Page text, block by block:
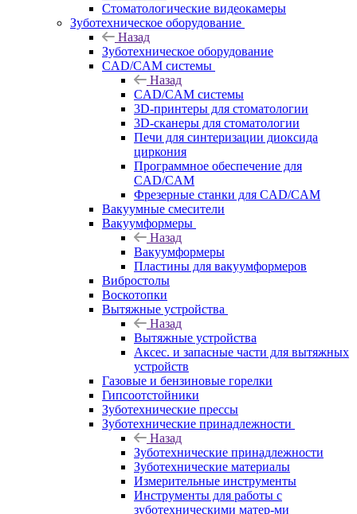
Стоматологические видеокамеры
Зуботехническое оборудование
Назад
Зуботехническое оборудование
CAD/CAM системы
Назад
CAD/CAM системы
3D-принтеры для стоматологии
3D-сканеры для стоматологии
Печи для синтеризации диоксида
циркония
Программное обеспечение для
CAD/CAM
Фрезерные станки для CAD/CAM
Вакуумные смесители
Вакуумформеры
Назад
Вакуумформеры
Пластины для вакуумформеров
Вибростолы
Воскотопки
Вытяжные устройства
Назад
Вытяжные устройства
Аксес. и запасные части для вытяжных
устройств
Газовые и бензиновые горелки
Гипсоотстойники
Зуботехнические прессы
Зуботехнические принадлежности
Назад
Зуботехнические принадлежности
Зуботехнические материалы
Измерительные инструменты
Инструменты для работы с
зуботехническими матер-ми